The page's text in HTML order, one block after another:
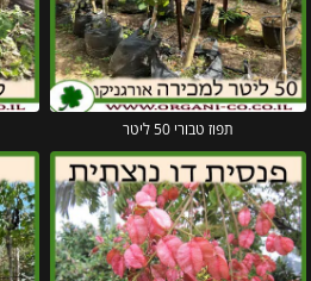
תפוז טבורי 50 ליטר